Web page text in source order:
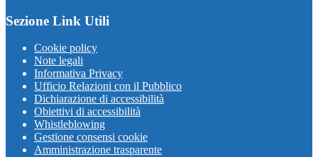
Sezione Link Utili
Cookie policy
Note legali
Informativa Privacy
Ufficio Relazioni con il Pubblico
Dichiarazione di accessibilità
Obiettivi di accessibilità
Whistleblowing
Gestione consensi cookie
Amministrazione trasparente